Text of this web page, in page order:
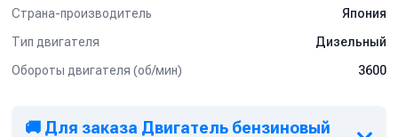
Страна-производитель
Япония
Тип двигателя
Дизельный
Обороты двигателя (об/мин)
3600
🚚 Для заказа Двигатель бензиновый